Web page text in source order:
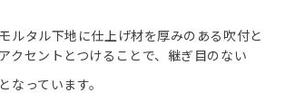
用情報
年保証 地震建替10年保証
ルタル下地に仕上げ材を厚みのある吹付と
クセントとつけることで、継ぎ目のない
なっています。